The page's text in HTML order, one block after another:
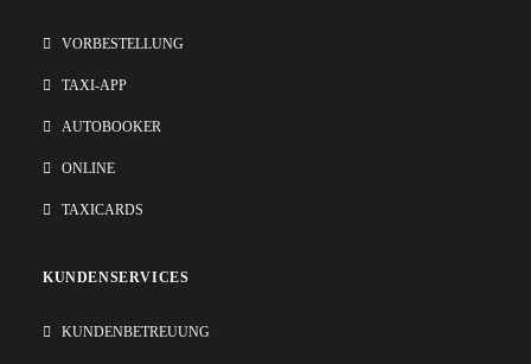
VORBESTELLUNG
TAXI-APP
AUTOBOOKER
ONLINE
TAXICARDS
KUNDENSERVICES
KUNDENBETREUUNG